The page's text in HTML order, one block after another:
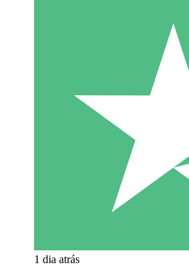
1 dia atrás